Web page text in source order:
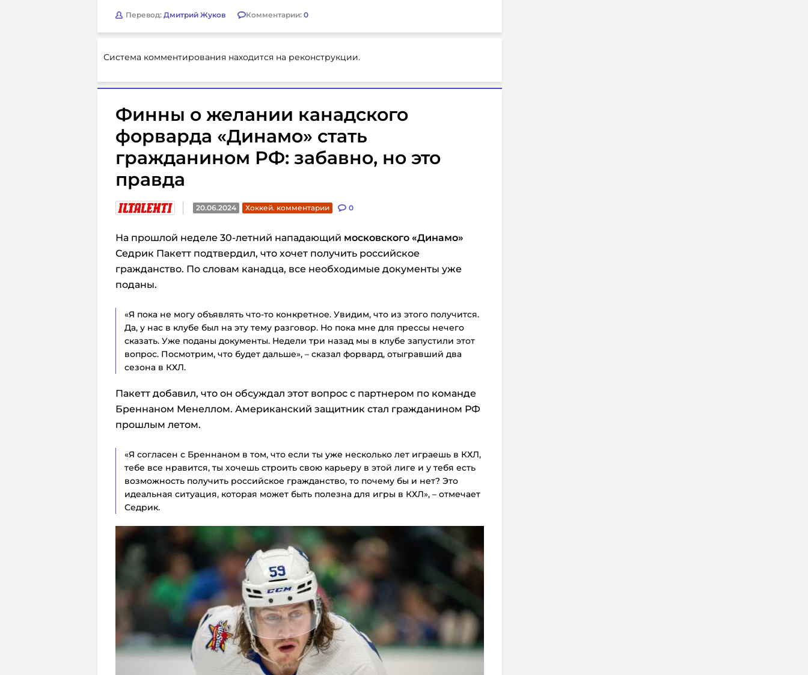
Перевод: Дмитрий Жуков Комментарии: 0
Система комментирования находится на реконструкции.
Финны о желании канадского
форварда «Динамо» стать
гражданином РФ: забавно, но это
правда
20.06.2024 Хоккей. комментарии 0
На прошлой неделе 30-летний нападающий московского «Динамо»
Седрик Пакетт подтвердил, что хочет получить российское
гражданство. По словам канадца, все необходимые документы уже
поданы.
«Я пока не могу объявлять что‑то конкретное. Увидим, что из этого получится.
Да, у нас в клубе был на эту тему разговор. Но пока мне для прессы нечего
сказать. Уже поданы документы. Недели три назад мы в клубе запустили этот
вопрос. Посмотрим, что будет дальше», – сказал форвард, отыгравший два
сезона в КХЛ.
Пакетт добавил, что он обсуждал этот вопрос с партнером по команде
Бреннаном Менеллом. Американский защитник стал гражданином РФ
прошлым летом.
«Я согласен с Бреннаном в том, что если ты уже несколько лет играешь в КХЛ,
тебе все нравится, ты хочешь строить свою карьеру в этой лиге и у тебя есть
возможность получить российское гражданство, то почему бы и нет? Это
идеальная ситуация, которая может быть полезна для игры в КХЛ», – отмечает
Седрик.